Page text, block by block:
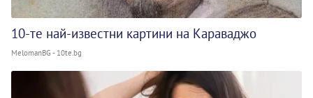
10-те най-известни картини на Караваджо
MelomanBG - 10te.bg